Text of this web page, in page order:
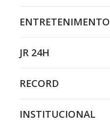
ENTRETENIMENTO
JR 24H
RECORD
INSTITUCIONAL